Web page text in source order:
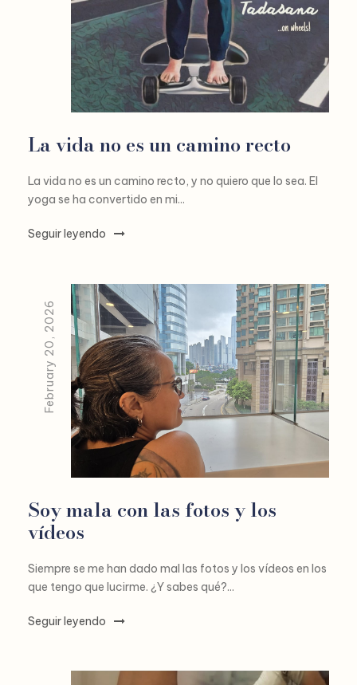
La vida no es un camino recto
La vida no es un camino recto, y no quiero que lo sea. El
yoga se ha convertido en mi...
Seguir leyendo
February 20, 2026
Soy mala con las fotos y los
vídeos
Siempre se me han dado mal las fotos y los vídeos en los
que tengo que lucirme. ¿Y sabes qué?...
Seguir leyendo